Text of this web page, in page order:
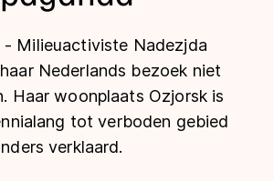
- Milieuactiviste Nadezjda
Nederlands bezoek niet
Haar woonplaats Ozjorsk is
tot verboden gebied
verklaard.